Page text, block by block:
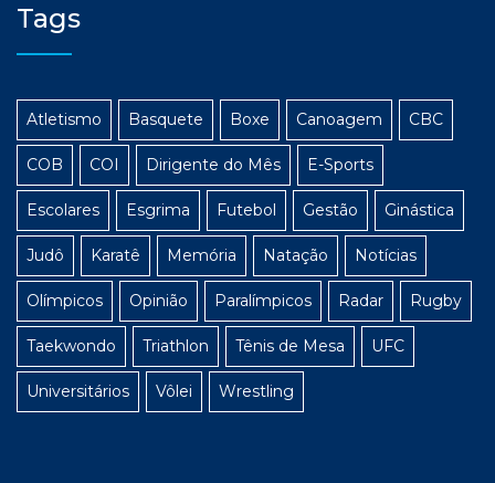
Tags
Atletismo Basquete Boxe Canoagem CBC
COB COI Dirigente do Mês E-Sports
Escolares Esgrima Futebol Gestão Ginástica
Judô Karatê Memória Natação Notícias
Olímpicos Opinião Paralímpicos Radar Rugby
Taekwondo Triathlon Tênis de Mesa UFC
Universitários Vôlei Wrestling